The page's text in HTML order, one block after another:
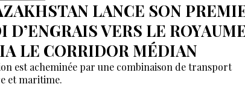
LANCE SON
D’ENGRAIS VERS LE
LE CORRIDOR MÉDIAN
est acheminée par une combinaison de transport
et maritime.